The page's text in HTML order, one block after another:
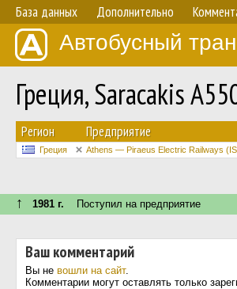
База данных Дополнительно
Автобусный
Греция, Saracakis
Регион Предприятие
Греция Athens — Piraeus Electric Railways
↑ 1981 г. Поступил на предприятие
Ваш комментарий
Вы не вошли на сайт.
Комментарии могут оставлять только